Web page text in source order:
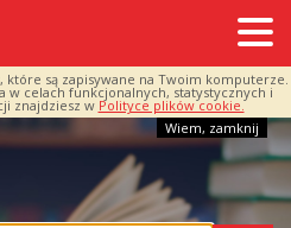
są zapisywane na Twoim komputerze.
w celach funkcjonalnych, statystycznych i
znajdziesz w Polityce plików cookie.
Wiem, zamknij